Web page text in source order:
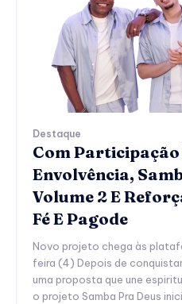
Destaque
Com
Envolvência,
Volume 2 E
Fé E Pagode
Novo projeto chega às
feira (4) Depois de
uma proposta que une
o projeto Samba Pra Deus